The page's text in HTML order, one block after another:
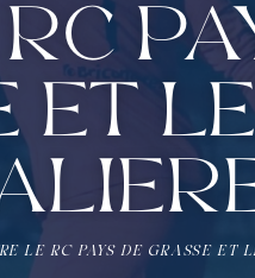
et le
LE RC PAYS DE GRASSE ET